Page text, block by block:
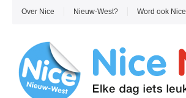
Over Nice Nieuw-West? Word ook Nice